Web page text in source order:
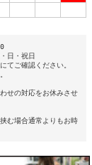
日・祝日
てご確認ください。
せの対応をお休みさせ
む場合通常よりもお時